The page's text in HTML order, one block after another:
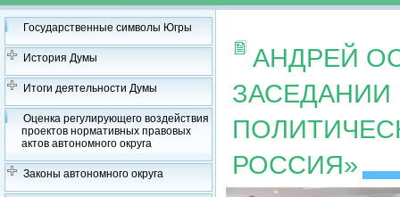
Государственные символы Югры
История Думы
Итоги деятельности Думы
Оценка регулирующего воздействия
проектов нормативных правовых
актов автономного округа
Законы автономного округа
АНДРЕЙ
РОССИЯ»